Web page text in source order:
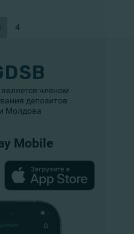
4
членом
депозитов
Молдова
Mobile